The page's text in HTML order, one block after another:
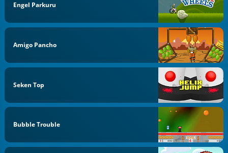
Engel Parkuru
Amigo Pancho
Seken Top
Bubble Trouble